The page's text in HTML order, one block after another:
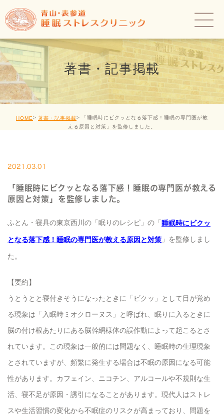
著書・記事掲載
HOME 著書・記事掲載
「睡眠時にビクッとなる落下感！睡眠の専門医が教
える原因と対策」を監修しました。
2021.03.01
「睡眠時にビクッとなる落下感！睡眠の専門医が教える
原因と対策」を監修しました。
ふとん・寝具の東京西川の「眠りのレシピ」の「 睡眠時にビクッ
となる落下感！睡眠の専門医が教える原因と対策 」を監修しまし
た。
【要約】
うとうとと寝付きそうになったときに「ビクッ」として目が覚め
る現象は「入眠時ミオクローヌス」と呼ばれ、眠りに入るときに
脳の付け根あたりにある脳幹網様体の誤作動によって起こるとさ
れています。この現象は一般的には問題なく、睡眠時の生理現象
とされていますが、頻繁に発生する場合は不眠の原因になる可能
性があります。カフェイン、ニコチン、アルコールや不規則な生
活、寝不足が原因・誘引になることがあります。現代人はストレ
スや生活習慣の変化から不眠症のリスクが高まっており、問題を